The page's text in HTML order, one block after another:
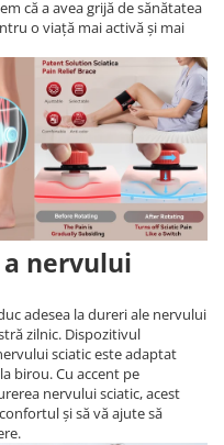
că a avea grijă de sănătatea
o viață mai activă și mai
nervului
adesea la dureri ale nervului
zilnic. Dispozitivul
sciatic este adaptat
birou. Cu accent pe
nervului sciatic, acest
și să vă ajute să